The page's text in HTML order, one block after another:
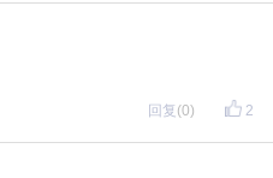
2
回复 (0)